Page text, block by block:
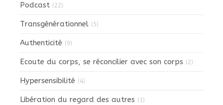
Podcast (22)
Transgénérationnel (5)
Authenticité (9)
Ecoute du corps, se réconcilier avec son corps (2)
Hypersensibilité (4)
Libération du regard des autres (1)